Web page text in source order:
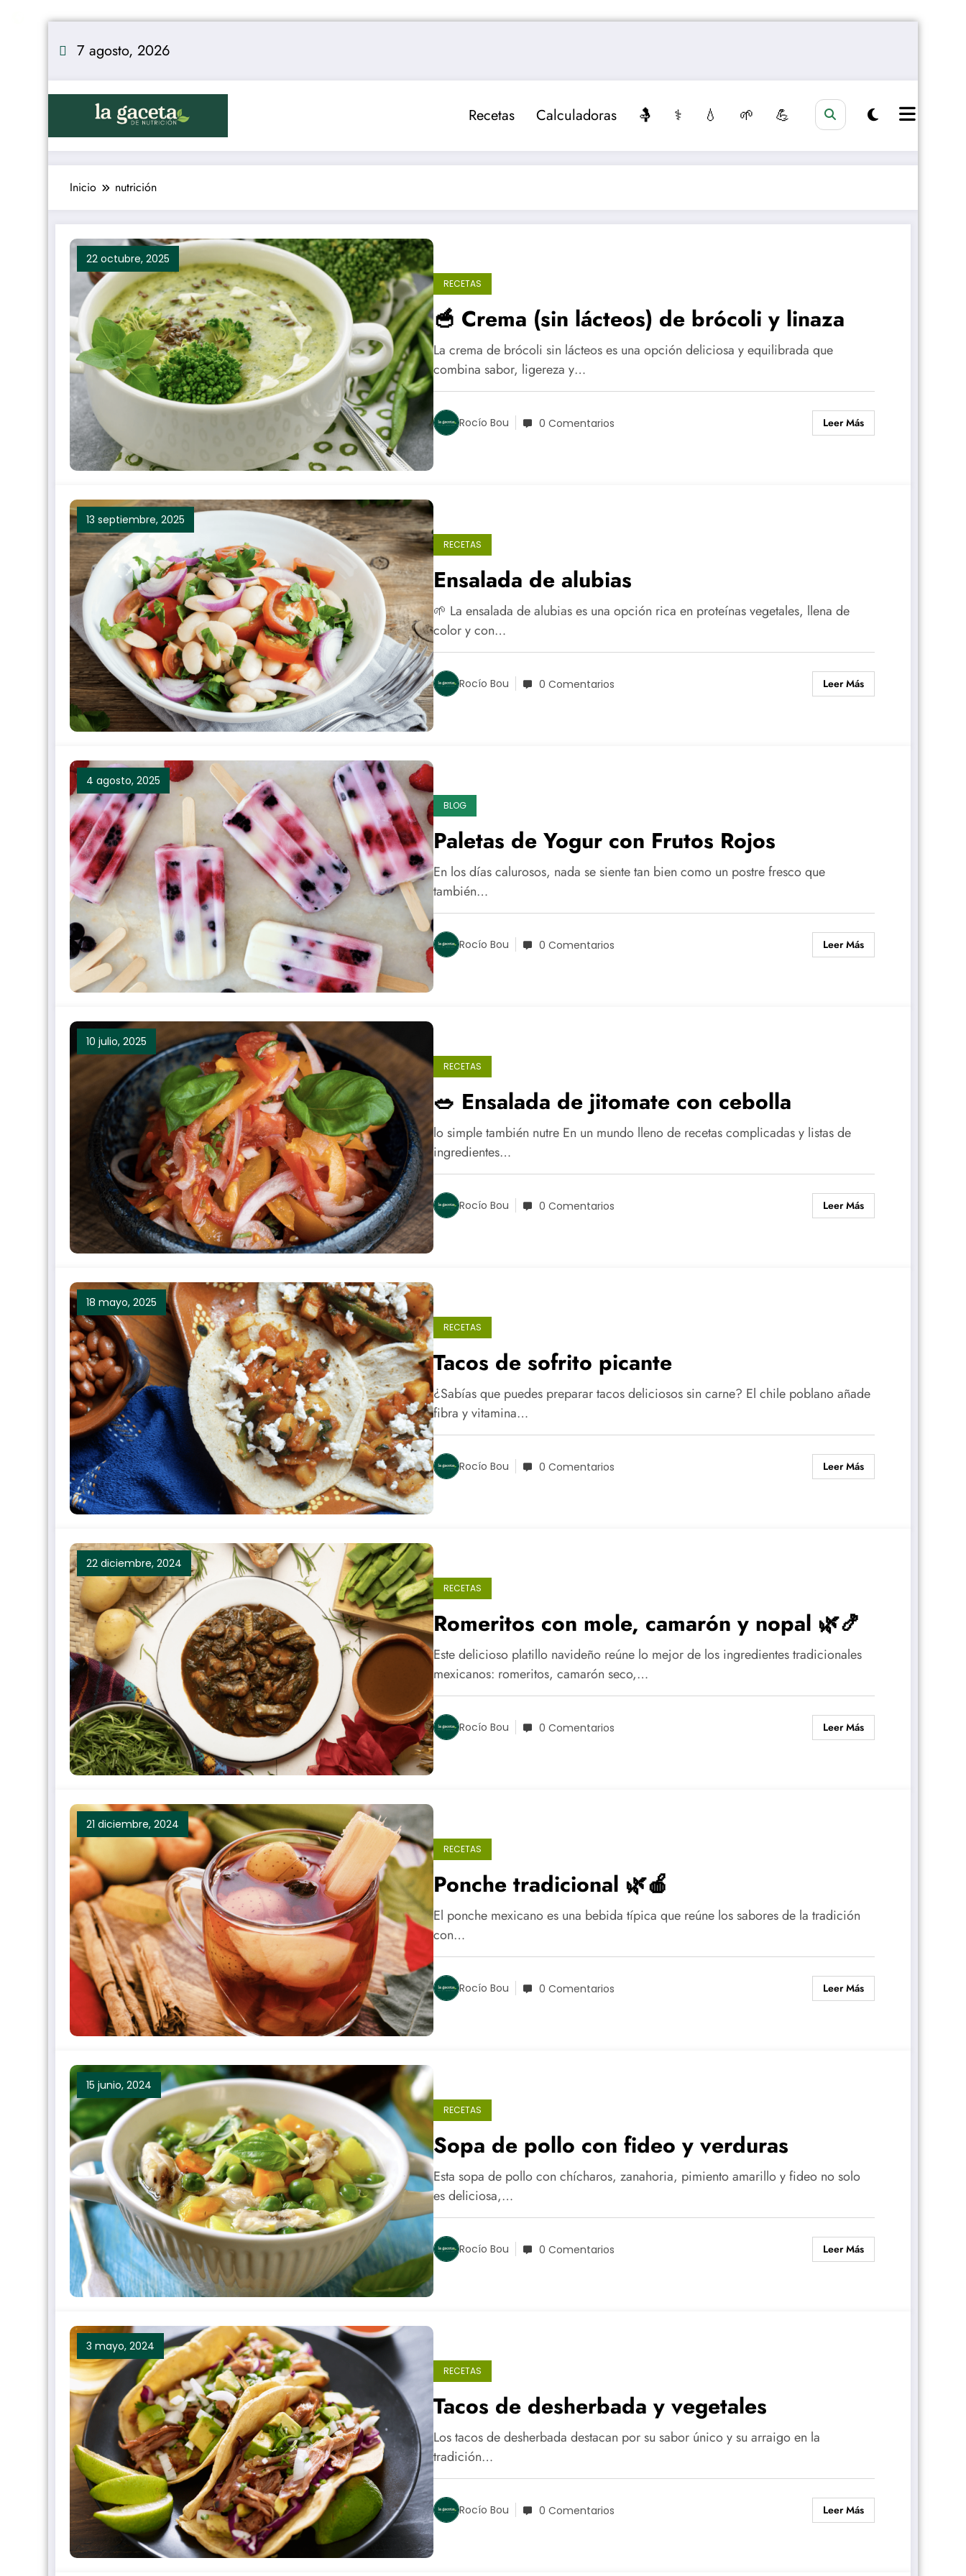
7 agosto, 2026
Recetas Calculadoras 🤱 ⚕️ 💧 🌱 💪
Inicio nutrición
22 octubre, 2025
RECETAS
🥣 Crema (sin lácteos) de brócoli y linaza
La crema de brócoli sin lácteos es una opción deliciosa y equilibrada que
combina sabor, ligereza y…
Rocío Bou 0 Comentarios Leer Más
13 septiembre, 2025
RECETAS
Ensalada de alubias
🌱 La ensalada de alubias es una opción rica en proteínas vegetales, llena de
color y con…
Rocío Bou 0 Comentarios Leer Más
4 agosto, 2025
BLOG
Paletas de Yogur con Frutos Rojos
En los días calurosos, nada se siente tan bien como un postre fresco que
también…
Rocío Bou 0 Comentarios Leer Más
10 julio, 2025
RECETAS
🥗 Ensalada de jitomate con cebolla
lo simple también nutre En un mundo lleno de recetas complicadas y listas de
ingredientes…
Rocío Bou 0 Comentarios Leer Más
18 mayo, 2025
RECETAS
Tacos de sofrito picante
¿Sabías que puedes preparar tacos deliciosos sin carne? El chile poblano añade
fibra y vitamina…
Rocío Bou 0 Comentarios Leer Más
22 diciembre, 2024
RECETAS
Romeritos con mole, camarón y nopal 🌿🍤
Este delicioso platillo navideño reúne lo mejor de los ingredientes tradicionales
mexicanos: romeritos, camarón seco,…
Rocío Bou 0 Comentarios Leer Más
21 diciembre, 2024
RECETAS
Ponche tradicional 🌿🍎
El ponche mexicano es una bebida típica que reúne los sabores de la tradición
con…
Rocío Bou 0 Comentarios Leer Más
15 junio, 2024
RECETAS
Sopa de pollo con fideo y verduras
Esta sopa de pollo con chícharos, zanahoria, pimiento amarillo y fideo no solo
es deliciosa,…
Rocío Bou 0 Comentarios Leer Más
3 mayo, 2024
RECETAS
Tacos de desherbada y vegetales
Los tacos de desherbada destacan por su sabor único y su arraigo en la
tradición…
Rocío Bou 0 Comentarios Leer Más